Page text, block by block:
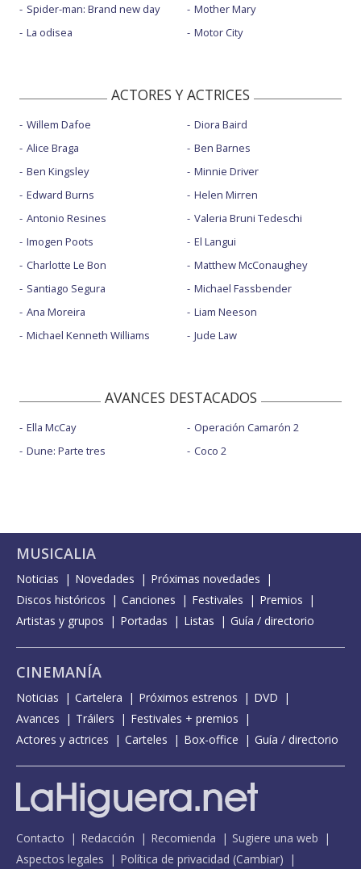
Spider-man: Brand new day
La odisea
Mother Mary
Motor City
ACTORES Y ACTRICES
Willem Dafoe
Alice Braga
Ben Kingsley
Edward Burns
Antonio Resines
Imogen Poots
Charlotte Le Bon
Santiago Segura
Ana Moreira
Michael Kenneth Williams
Diora Baird
Ben Barnes
Minnie Driver
Helen Mirren
Valeria Bruni Tedeschi
El Langui
Matthew McConaughey
Michael Fassbender
Liam Neeson
Jude Law
AVANCES DESTACADOS
Ella McCay
Dune: Parte tres
Operación Camarón 2
Coco 2
MUSICALIA
Noticias Novedades
Próximas novedades
Discos históricos
Canciones Festivales
Premios
Artistas y grupos
Portadas Listas Guía / directorio
CINEMANÍA
Noticias Cartelera Próximos estrenos
DVD
Avances
Tráilers
Festivales + premios
Actores y actrices
Carteles Box-office Guía / directorio
Contacto Redacción Recomienda
Sugiere una web
Aspectos legales
Política de privacidad (Cambiar)